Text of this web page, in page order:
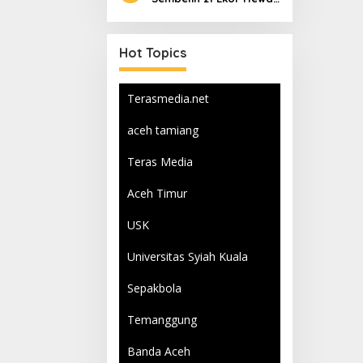
Hot Topics
Terasmedia.net
aceh tamiang
Teras Media
Aceh Timur
USK
Universitas Syiah Kuala
Sepakbola
Temanggung
Banda Aceh